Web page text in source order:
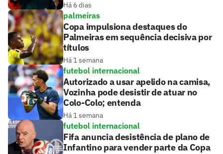
Há 6 dias
palmeiras
Copa impulsiona destaques do
Palmeiras em sequência decisiva por
títulos
Há 1 semana
futebol internacional
Autorizado a usar apelido na camisa,
Vozinha pode desistir de atuar no
Colo-Colo; entenda
Há 1 semana
futebol internacional
Fifa anuncia desistência de plano de
Infantino para vender parte da Copa